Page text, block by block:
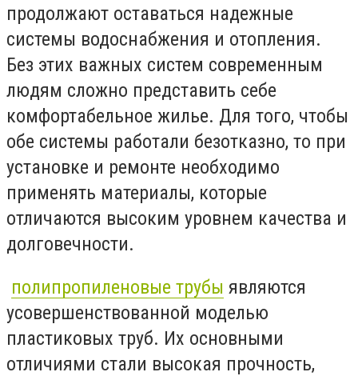
продолжают оставаться надежные
системы водоснабжения и отопления.
Без этих важных систем современным
людям сложно представить себе
комфортабельное жилье. Для того, чтобы
обе системы работали безотказно, то при
установке и ремонте необходимо
применять материалы, которые
отличаются высоким уровнем качества и
долговечности.
полипропиленовые трубы являются
усовершенствованной моделью
пластиковых труб. Их основными
отличиями стали высокая прочность,